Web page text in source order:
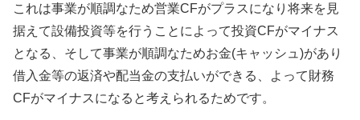
これは事業が順調なため営業CFがプラスになり将来を見
据えて設備投資等を行うことによって投資CFがマイナス
となる、そして事業が順調なためお金(キャッシュ)があり
借入金等の返済や配当金の支払いができる、よって財務
CFがマイナスになると考えられるためです。